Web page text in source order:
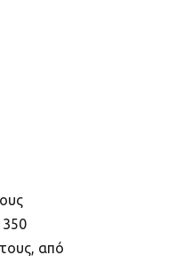
350
από